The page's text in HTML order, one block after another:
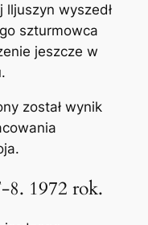
lljuszyn wyszedł
szturmowca
jeszcze w
został wynik
1972 rok.